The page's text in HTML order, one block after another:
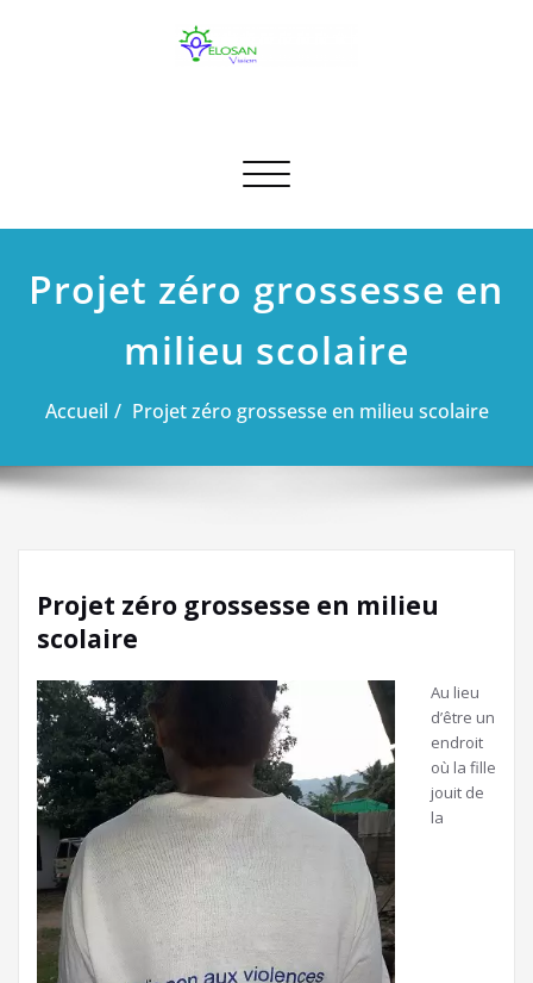
Afficher/masquer la navigation
Projet zéro grossesse en
milieu scolaire
Accueil Projet zéro grossesse en milieu scolaire
Projet zéro grossesse en milieu
scolaire
Au lieu
d’être un
endroit
où la fille
jouit de
la